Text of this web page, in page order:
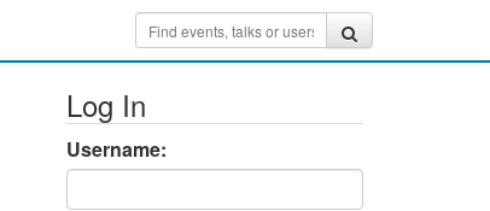
Log In
Username: